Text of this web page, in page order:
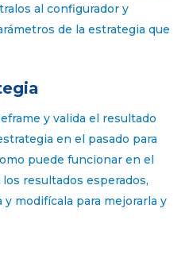
al configurador y
de la estrategia que
y valida el resultado
en el pasado para
puede funcionar en el
resultados esperados,
y modifícala para mejorarla y